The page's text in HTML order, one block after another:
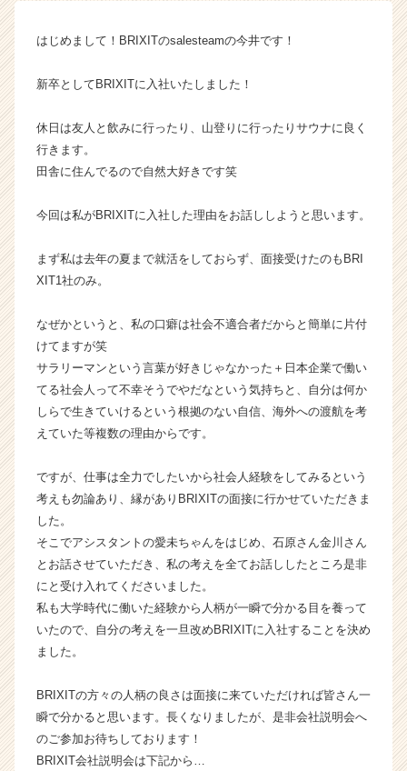
イ
ラ
イ
|
ン
ャ
長
か
ス
ウ
ト
が
く
就
サ
イ
ト
チ
ア
キ
（C
h
e
e
はじめまして！BRIXITのsalesteamの今井です！
新卒としてBRIXITに入社いたしました！
休日は友人と飲みに行ったり、山登りに行ったりサウナに良く
行きます。
田舎に住んでるので自然大好きです笑
今回は私がBRIXITに入社した理由をお話ししようと思います。
まず私は去年の夏まで就活をしておらず、面接受けたのもBRI
XIT1社のみ。
なぜかというと、私の口癖は社会不適合者だからと簡単に片付
けてますが笑
サラリーマンという言葉が好きじゃなかった＋日本企業で働い
てる社会人って不幸そうでやだなという気持ちと、自分は何か
しらで生きていけるという根拠のない自信、海外への渡航を考
えていた等複数の理由からです。
ですが、仕事は全力でしたいから社会人経験をしてみるという
考えも勿論あり、縁がありBRIXITの面接に行かせていただきま
した。
そこでアシスタントの愛未ちゃんをはじめ、石原さん金川さん
とお話させていただき、私の考えを全てお話ししたところ是非
にと受け入れてくださいました。
私も大学時代に働いた経験から人柄が一瞬で分かる目を養って
いたので、自分の考えを一旦改めBRIXITに入社することを決め
ました。
BRIXITの方々の人柄の良さは面接に来ていただければ皆さん一
瞬で分かると思います。長くなりましたが、是非会社説明会へ
のご参加お待ちしております！
BRIXIT会社説明会は下記から…